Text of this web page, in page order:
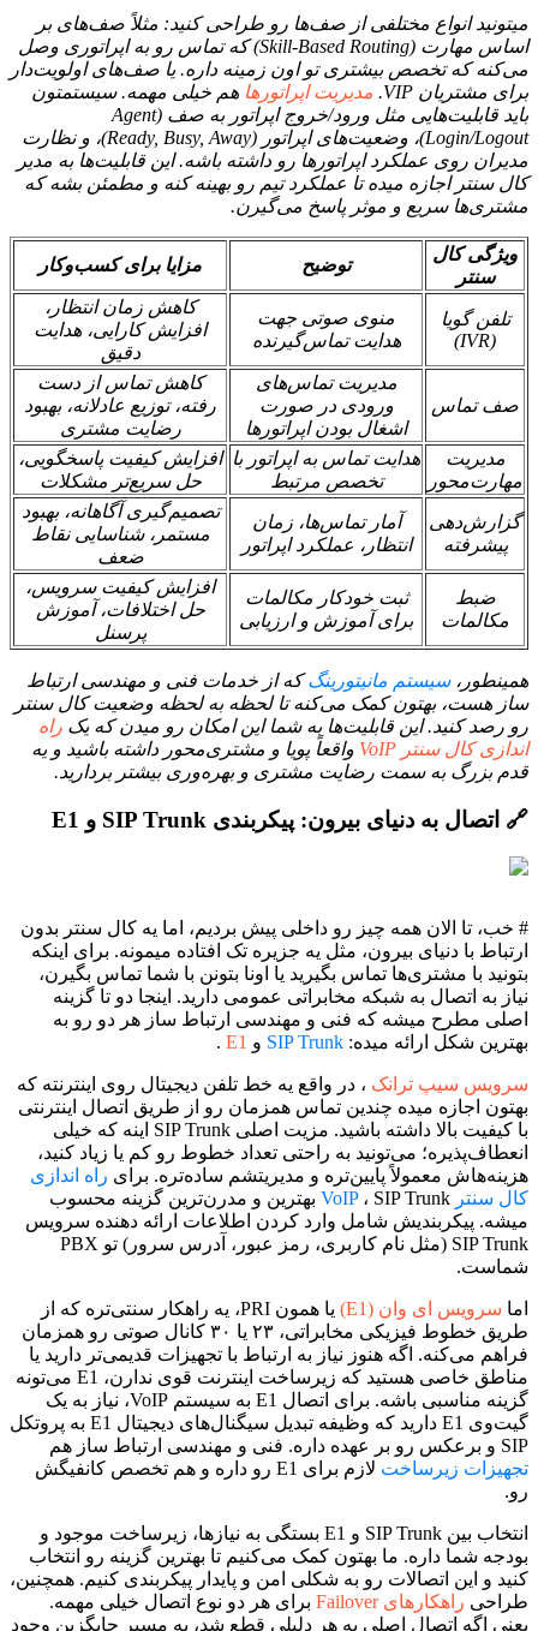
میتونید انواع مختلفی از صف‌ها رو طراحی کنید: مثلاً صف‌های بر
اساس مهارت (Skill-Based Routing) که تماس رو به اپراتوری وصل
می‌کنه که تخصص بیشتری تو اون زمینه داره. یا صف‌های اولویت‌دار
برای مشتریان VIP.
مدیریت اپراتورها هم خیلی مهمه. سیستمتون
باید قابلیت‌هایی مثل ورود/خروج اپراتور به صف (Agent
Login/Logout)، وضعیت‌های اپراتور (Ready, Busy, Away)، و نظارت
مدیران روی عملکرد اپراتورها رو داشته باشه. این قابلیت‌ها به مدیر
کال سنتر اجازه میده تا عملکرد تیم رو بهینه کنه و مطمئن بشه که
مشتری‌ها سریع و موثر پاسخ می‌گیرن.
ویژگی کال
سنتر
توضیح مزایا برای کسب‌وکار
تلفن گویا
(IVR)
منوی صوتی جهت
هدایت تماس‌گیرنده
کاهش زمان انتظار،
افزایش کارایی، هدایت
دقیق
صف تماس
مدیریت تماس‌های
ورودی در صورت
اشغال بودن اپراتورها
کاهش تماس از دست
رفته، توزیع عادلانه، بهبود
رضایت مشتری
مدیریت
مهارت‌محور
هدایت تماس به اپراتور با
تخصص مرتبط
افزایش کیفیت پاسخگویی،
حل سریع‌تر مشکلات
گزارش‌دهی
پیشرفته
آمار تماس‌ها، زمان
انتظار، عملکرد اپراتور
تصمیم‌گیری آگاهانه، بهبود
مستمر، شناسایی نقاط
ضعف
ضبط
مکالمات
ثبت خودکار مکالمات
برای آموزش و ارزیابی
افزایش کیفیت سرویس،
حل اختلافات، آموزش
پرسنل
همینطور،سیستم مانیتورینگکه از خدمات فنی و مهندسی ارتباط
ساز هست، بهتون کمک می‌کنه تا لحظه به لحظه وضعیت کال سنتر
رو رصد کنید. این قابلیت‌ها به شما این امکان رو میدن که یک راه
اندازی کال سنتر VoIP
واقعاً پویا و مشتری‌محور داشته باشید و یه
قدم بزرگ به سمت رضایت مشتری و بهره‌وری بیشتر بردارید.
🔗 اتصال به دنیای بیرون: پیکربندی SIP Trunk و E1
# خب، تا الان همه چیز رو داخلی پیش بردیم، اما یه کال سنتر بدون
ارتباط با دنیای بیرون، مثل یه جزیره تک افتاده میمونه. برای اینکه
بتونید با مشتری‌ها تماس بگیرید یا اونا بتونن با شما تماس بگیرن،
نیاز به اتصال به شبکه مخابراتی عمومی دارید. اینجا دو تا گزینه
اصلی مطرح میشه که فنی و مهندسی ارتباط ساز هر دو رو به
بهترین شکل ارائه میده: SIP Trunk و E1
.
سرویس سیپ ترانک ، در واقع یه خط تلفن دیجیتال روی اینترنته که
بهتون اجازه میده چندین تماس همزمان رو از طریق اتصال اینترنتی
با کیفیت بالا داشته باشید. مزیت اصلی SIP Trunk اینه که خیلی
انعطاف‌پذیره؛ می‌تونید به راحتی تعداد خطوط رو کم یا زیاد کنید،
هزینه‌هاش معمولاً پایین‌تره و مدیریتشم ساده‌تره. برای راه اندازی
کال سنتر VoIP
، SIP Trunk بهترین و مدرن‌ترین گزینه محسوب
میشه. پیکربندیش شامل وارد کردن اطلاعات ارائه دهنده سرویس
SIP Trunk (مثل نام کاربری، رمز عبور، آدرس سرور) تو PBX
شماست.
اما سرویس ای وان (E1)
یا همون PRI، یه راهکار سنتی‌تره که از
طریق خطوط فیزیکی مخابراتی، ۲۳ یا ۳۰ کانال صوتی رو همزمان
فراهم می‌کنه. اگه هنوز نیاز به ارتباط با تجهیزات قدیمی‌تر دارید یا
مناطق خاصی هستید که زیرساخت اینترنت قوی ندارن، E1 می‌تونه
گزینه مناسبی باشه. برای اتصال E1 به سیستم VoIP، نیاز به یک
گیت‌وی E1 دارید که وظیفه تبدیل سیگنال‌های دیجیتال E1 به پروتکل
SIP و برعکس رو بر عهده داره. فنی و مهندسی ارتباط ساز هم
تجهیزات زیرساخت
لازم برای E1 رو داره و هم تخصص کانفیگش
رو.
انتخاب بین SIP Trunk و E1 بستگی به نیازها، زیرساخت موجود و
بودجه شما داره. ما بهتون کمک می‌کنیم تا بهترین گزینه رو انتخاب
کنید و این اتصالات رو به شکلی امن و پایدار پیکربندی کنیم. همچنین،
طراحی راهکارهای Failover
برای هر دو نوع اتصال خیلی مهمه.
یعنی اگه اتصال اصلی به هر دلیلی قطع شد، یه مسیر جایگزین وجود